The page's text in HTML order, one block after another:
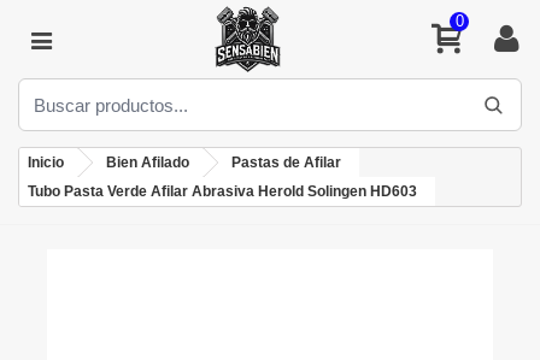
0
Inicio Bien Afilado
Pastas de Afilar
Tubo Pasta Verde Afilar Abrasiva Herold Solingen HD603